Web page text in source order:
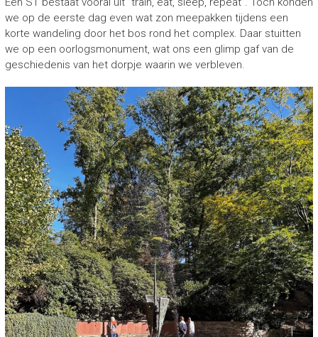
we op de eerste dag even wat zon meepakken tijdens een
korte wandeling door het bos rond het complex. Daar stuitten
we op een oorlogsmonument, wat ons een glimp gaf van de
geschiedenis van het dorpje waarin we verbleven.